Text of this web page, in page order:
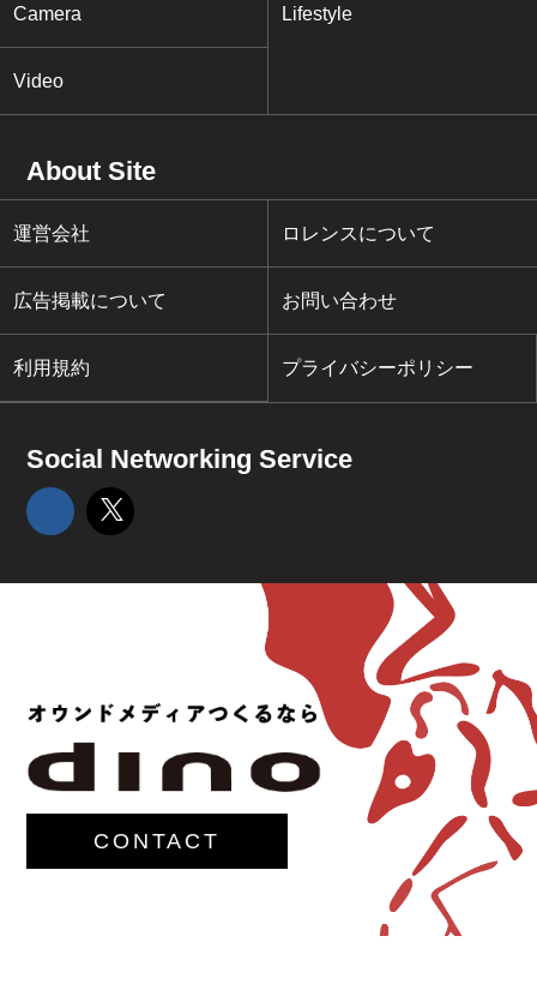
Camera Lifestyle
Video
About Site
運営会社 ロレンスについて
広告掲載について お問い合わせ
利用規約 プライバシーポリシー
Social Networking Service
CONTACT